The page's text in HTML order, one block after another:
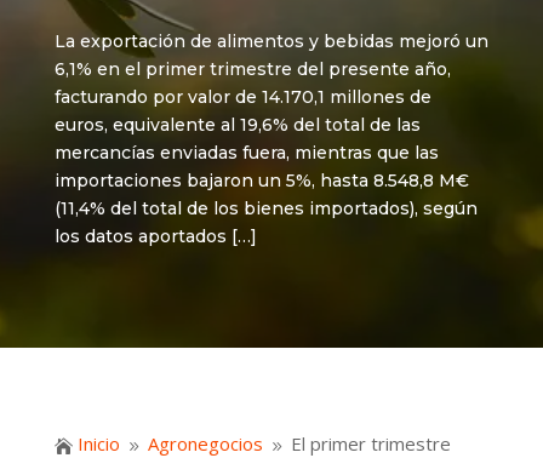
La exportación de alimentos y bebidas mejoró un
6,1% en el primer trimestre del presente año,
facturando por valor de 14.170,1 millones de
euros, equivalente al 19,6% del total de las
mercancías enviadas fuera, mientras que las
importaciones bajaron un 5%, hasta 8.548,8 M€
(11,4% del total de los bienes importados), según
los datos aportados […]
 Inicio 9 Agronegocios 9 El primer trimestre